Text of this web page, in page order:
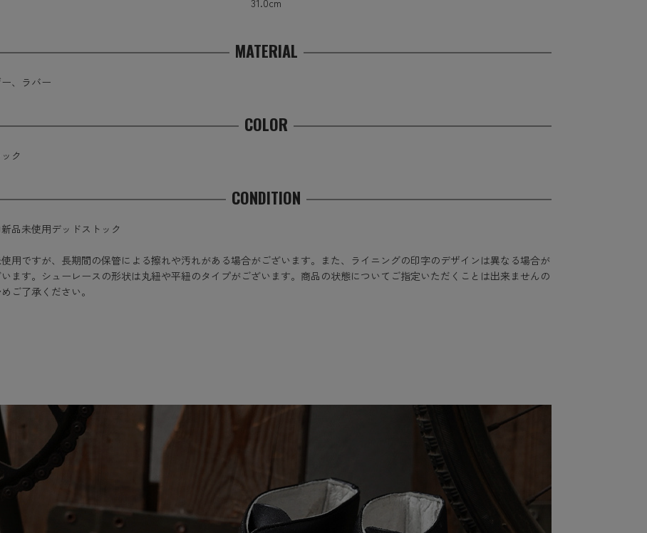
31.0cm
MATERIAL
ー、ラバー
COLOR
ク
CONDITION
品未使用デッドストック
用ですが、長期間の保管による擦れや汚れがある場合がございます。また、ライニングの印字のデザインは異なる場合が
います。シューレースの形状は丸紐や平紐のタイプがございます。商品の状態についてご指定いただくことは出来ませんの
ご了承ください。